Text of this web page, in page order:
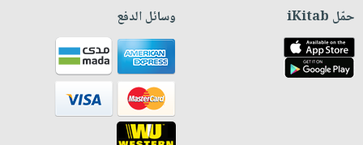
حمّل iKitab وسائل الدفع